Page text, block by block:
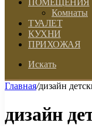
ПОМЕЩЕНИЯ
Комнаты
ТУАЛЕТ
КУХНИ
ПРИХОЖАЯ
Искать
Главная/дизайн
дизайн